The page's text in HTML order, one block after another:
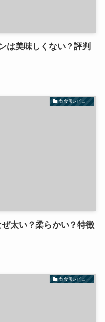
は美味しくない？評判
飲食店レビュー
ぜ太い？柔らかい？特徴
飲食店レビュー